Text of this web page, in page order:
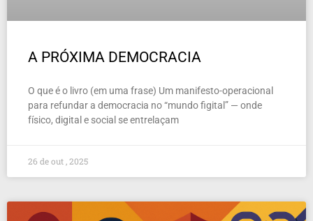
A PRÓXIMA DEMOCRACIA
O que é o livro (em uma frase) Um manifesto-operacional
para refundar a democracia no “mundo figital” — onde
físico, digital e social se entrelaçam
26 de out , 2025